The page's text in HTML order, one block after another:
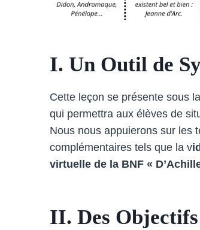
I. Un Outil de
Cette leçon se présente sous
qui permettra aux élèves de
Nous nous appuierons sur les
complémentaires tels que la v
virtuelle de la BNF «
II. Des